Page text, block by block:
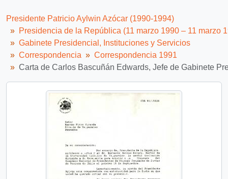
Presidente Patricio Aylwin Azócar (1990-1994)
Presidencia de la República (11 marzo 1990 – 11 marzo
Gabinete Presidencial, Instituciones y Servicios
Correspondencia
Correspondencia 1991
Carta de Carlos Bascuñán Edwards, Jefe de Gabinete